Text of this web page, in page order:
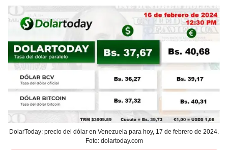
DolarToday: precio del dólar en Venezuela para hoy, 17 de febrero de 2024.
Foto: dolartoday.com